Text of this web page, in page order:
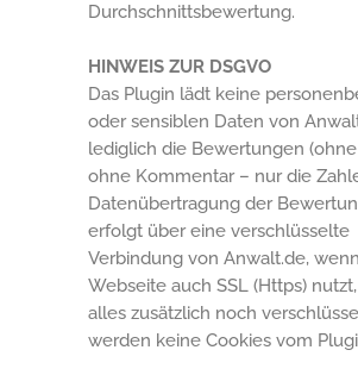
Durchschnittsbewertung.
HINWEIS ZUR DSGVO
Das Plugin lädt keine
oder sensiblen Daten von
lediglich die Bewertungen
ohne Kommentar – nur die
Datenübertragung der
erfolgt über eine verschlüsselte
Verbindung von Anwalt.de,
Webseite auch SSL (Https)
alles zusätzlich noch
werden keine Cookies vom